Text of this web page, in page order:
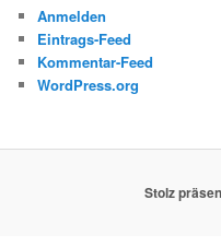
Anmelden
Eintrags-Feed
Kommentar-Feed
WordPress.org
Stolz